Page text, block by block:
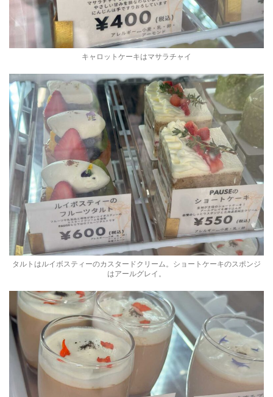
キャロットケーキはマサラチャイ
タルトはルイボスティーのカスタードクリーム。ショートケーキのスポンジ
はアールグレイ。